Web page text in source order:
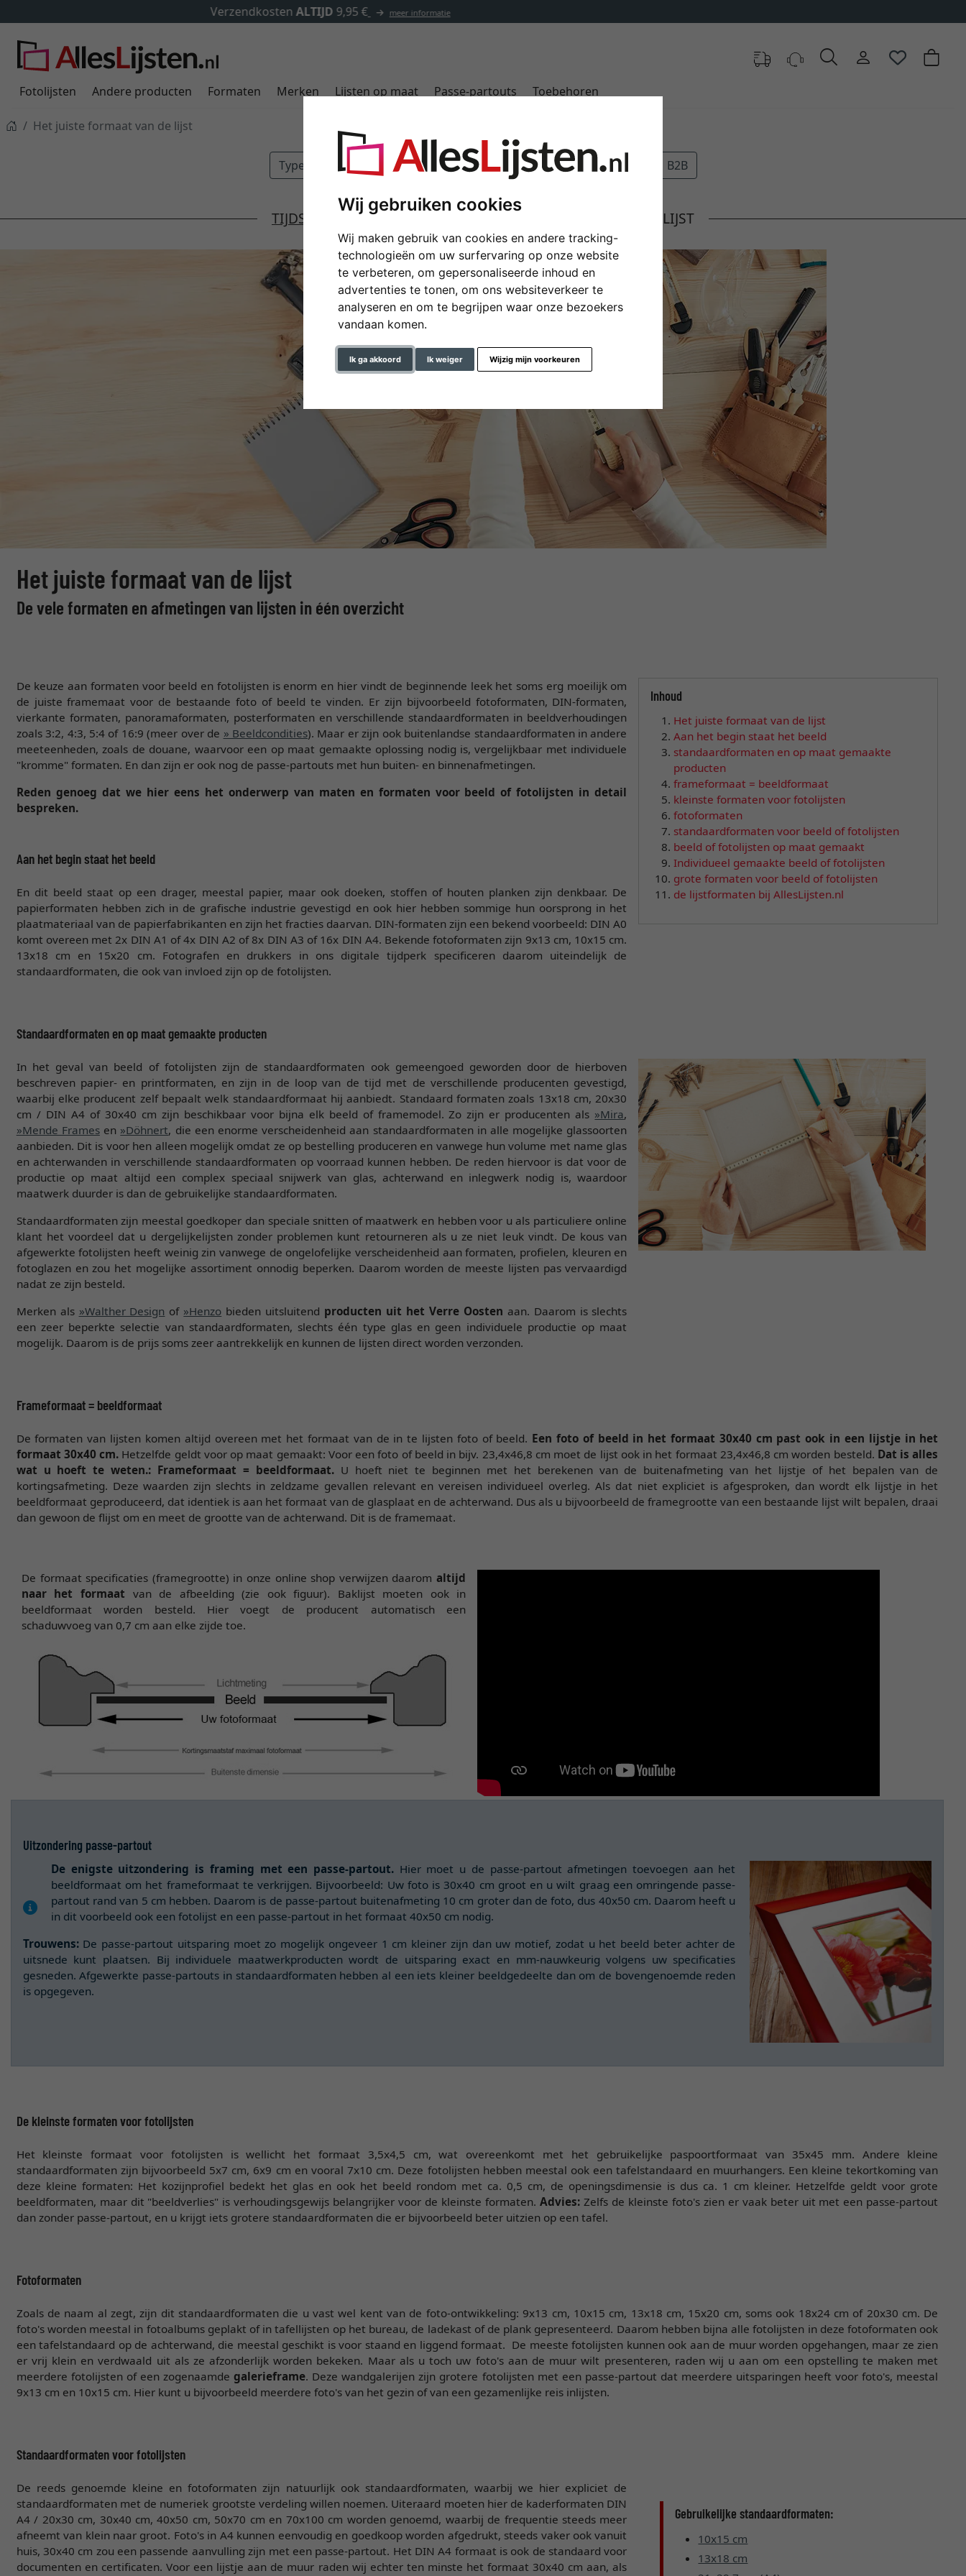
Wij gebruiken cookies
Wij maken gebruik van cookies en andere tracking-
technologieën om uw surfervaring op onze website
te verbeteren, om gepersonaliseerde inhoud en
advertenties te tonen, om ons websiteverkeer te
analyseren en om te begrijpen waar onze bezoekers
vandaan komen.
Ik ga akkoord Ik weiger Wijzig mijn voorkeuren
✓500.000 artikelen om uit te kiezen
Fotolijsten Andere producten Formaten Merken Lijsten op maat Passe-partouts Toebehoren
Het juiste formaat van de lijst
Types Adviseur Cadeau-ideeën Art & Decoratie B2B
TIJDSCHRIFT ADVISEUR HET JUISTE FORMAAT VAN DE LIJST
Het juiste formaat van de lijst
De vele formaten en afmetingen van lijsten in één overzicht
De keuze aan formaten voor beeld en fotolijsten is enorm en hier vindt de beginnende leek het soms erg moeilijk om
de juiste framemaat voor de bestaande foto of beeld te vinden. Er zijn bijvoorbeeld fotoformaten, DIN-formaten,
vierkante formaten, panoramaformaten, posterformaten en verschillende standaardformaten in beeldverhoudingen
zoals 3:2, 4:3, 5:4 of 16:9 (meer over de » Beeldcondities). Maar er zijn ook buitenlandse standaardformaten in andere
meeteenheden, zoals de douane, waarvoor een op maat gemaakte oplossing nodig is, vergelijkbaar met individuele
"kromme" formaten. En dan zijn er ook nog de passe-partouts met hun buiten- en binnenafmetingen.
Reden genoeg dat we hier eens het onderwerp van maten en formaten voor beeld of fotolijsten in detail
bespreken.
Aan het begin staat het beeld
En dit beeld staat op een drager, meestal papier, maar ook doeken, stoffen of houten planken zijn denkbaar. De
papierformaten hebben zich in de grafische industrie gevestigd en ook hier hebben sommige hun oorsprong in het
plaatmateriaal van de papierfabrikanten en zijn het fracties daarvan. DIN-formaten zijn een bekend voorbeeld: DIN A0
komt overeen met 2x DIN A1 of 4x DIN A2 of 8x DIN A3 of 16x DIN A4. Bekende fotoformaten zijn 9x13 cm, 10x15 cm.
13x18 cm en 15x20 cm. Fotografen en drukkers in ons digitale tijdperk specificeren daarom uiteindelijk de
standaardformaten, die ook van invloed zijn op de fotolijsten.
Inhoud
Het juiste formaat van de lijst
Aan het begin staat het beeld
standaardformaten en op maat gemaakte
producten
frameformaat = beeldformaat
kleinste formaten voor fotolijsten
fotoformaten
standaardformaten voor beeld of fotolijsten
beeld of fotolijsten op maat gemaakt
Individueel gemaakte beeld of fotolijsten
grote formaten voor beeld of fotolijsten
de lijstformaten bij AllesLijsten.nl
Standaardformaten en op maat gemaakte producten
In het geval van beeld of fotolijsten zijn de standaardformaten ook gemeengoed geworden door de hierboven
beschreven papier- en printformaten, en zijn in de loop van de tijd met de verschillende producenten gevestigd,
waarbij elke producent zelf bepaalt welk standaardformaat hij aanbiedt. Standaard formaten zoals 13x18 cm, 20x30
cm / DIN A4 of 30x40 cm zijn beschikbaar voor bijna elk beeld of framemodel. Zo zijn er producenten als »Mira,
»Mende Framesen »Döhnert, die een enorme verscheidenheid aan standaardformaten in alle mogelijke glassoorten
aanbieden. Dit is voor hen alleen mogelijk omdat ze op bestelling produceren en vanwege hun volume met name glas
en achterwanden in verschillende standaardformaten op voorraad kunnen hebben. De reden hiervoor is dat voor de
productie op maat altijd een complex speciaal snijwerk van glas, achterwand en inlegwerk nodig is, waardoor
maatwerk duurder is dan de gebruikelijke standaardformaten.
Standaardformaten zijn meestal goedkoper dan speciale snitten of maatwerk en hebben voor u als particuliere online
klant het voordeel dat u dergelijkelijsten zonder problemen kunt retourneren als u ze niet leuk vindt. De kous van
afgewerkte fotolijsten heeft weinig zin vanwege de ongelofelijke verscheidenheid aan formaten, profielen, kleuren en
fotoglazen en zou het mogelijke assortiment onnodig beperken. Daarom worden de meeste lijsten pas vervaardigd
nadat ze zijn besteld.
Merken als »Walther Design of »Henzo bieden uitsluitend producten uit het Verre Oosten aan. Daarom is slechts
een zeer beperkte selectie van standaardformaten, slechts één type glas en geen individuele productie op maat
mogelijk. Daarom is de prijs soms zeer aantrekkelijk en kunnen de lijsten direct worden verzonden.
Frameformaat = beeldformaat
De formaten van lijsten komen altijd overeen met het formaat van de in te lijsten foto of beeld. Een foto of beeld in het formaat 30x40 cm past ook in een lijstje in het
formaat 30x40 cm. Hetzelfde geldt voor op maat gemaakt: Voor een foto of beeld in bijv. 23,4x46,8 cm moet de lijst ook in het formaat 23,4x46,8 cm worden besteld. Dat is alles
wat u hoeft te weten.: Frameformaat = beeldformaat. U hoeft niet te beginnen met het berekenen van de buitenafmeting van het lijstje of het bepalen van de
kortingsafmeting. Deze waarden zijn slechts in zeldzame gevallen relevant en vereisen individueel overleg. Als dat niet expliciet is afgesproken, dan wordt elk lijstje in het
beeldformaat geproduceerd, dat identiek is aan het formaat van de glasplaat en de achterwand. Dus als u bijvoorbeeld de framegrootte van een bestaande lijst wilt bepalen, draai
dan gewoon de flijst om en meet de grootte van de achterwand. Dit is de framemaat.
De formaat specificaties (framegrootte) in onze online shop verwijzen daarom altijd
naar het formaat van de afbeelding (zie ook figuur). Baklijst moeten ook in
beeldformaat worden besteld. Hier voegt de producent automatisch een
schaduwvoeg van 0,7 cm aan elke zijde toe.
Uitzondering passe-partout
De enigste uitzondering is framing met een passe-partout.Hier moet u de passe-partout afmetingen toevoegen aan het
beeldformaat om het frameformaat te verkrijgen. Bijvoorbeeld: Uw foto is 30x40 cm groot en u wilt graag een omringende passe-
partout rand van 5 cm hebben. Daarom is de passe-partout buitenafmeting 10 cm groter dan de foto, dus 40x50 cm. Daarom heeft u
in dit voorbeeld ook een fotolijst en een passe-partout in het formaat 40x50 cm nodig.
Trouwens:De passe-partout uitsparing moet zo mogelijk ongeveer 1 cm kleiner zijn dan uw motief, zodat u het beeld beter achter de
uitsnede kunt plaatsen. Bij individuele maatwerkproducten wordt de uitsparing exact en mm-nauwkeurig volgens uw specificaties
gesneden. Afgewerkte passe-partouts in standaardformaten hebben al een iets kleiner beeldgedeelte dan om de bovengenoemde reden
is opgegeven.
De kleinste formaten voor fotolijsten
Het kleinste formaat voor fotolijsten is wellicht het formaat 3,5x4,5 cm, wat overeenkomt met het gebruikelijke paspoortformaat van 35x45 mm. Andere kleine
standaardformaten zijn bijvoorbeeld 5x7 cm, 6x9 cm en vooral 7x10 cm. Deze fotolijsten hebben meestal ook een tafelstandaard en muurhangers. Een kleine tekortkoming van
deze kleine formaten: Het kozijnprofiel bedekt het glas en ook het beeld rondom met ca. 0,5 cm, de openingsdimensie is dus ca. 1 cm kleiner. Hetzelfde geldt voor grote
beeldformaten, maar dit "beeldverlies" is verhoudingsgewijs belangrijker voor de kleinste formaten.Advies: Zelfs de kleinste foto's zien er vaak beter uit met een passe-partout
dan zonder passe-partout, en u krijgt iets grotere standaardformaten die er bijvoorbeeld beter uitzien op een tafel.
Fotoformaten
Zoals de naam al zegt, zijn dit standaardformaten die u vast wel kent van de foto-ontwikkeling: 9x13 cm, 10x15 cm, 13x18 cm, 15x20 cm, soms ook 18x24 cm of 20x30 cm. De
foto's worden meestal in fotoalbums geplakt of in tafellijsten op het bureau, de ladekast of de plank gepresenteerd. Daarom hebben bijna alle fotolijsten in deze fotoformaten ook
een tafelstandaard op de achterwand, die meestal geschikt is voor staand en liggend formaat. De meeste fotolijsten kunnen ook aan de muur worden opgehangen, maar ze zien
er vrij klein en verdwaald uit als ze afzonderlijk worden bekeken. Maar als u toch uw foto's aan de muur wilt presenteren, raden wij u aan om een opstelling te maken met
meerdere fotolijsten of een zogenaamdegalerieframe. Deze wandgalerijen zijn grotere fotolijsten met een passe-partout dat meerdere uitsparingen heeft voor foto's, meestal
9x13 cm en 10x15 cm. Hier kunt u bijvoorbeeld meerdere foto's van het gezin of van een gezamenlijke reis inlijsten.
Standaardformaten voor fotolijsten
De reeds genoemde kleine en fotoformaten zijn natuurlijk ook standaardformaten, waarbij we hier expliciet de
standaardformaten met de numeriek grootste verdeling willen noemen. Uiteraard moeten hier de kaderformaten DIN
A4 / 20x30 cm, 30x40 cm, 40x50 cm, 50x70 cm en 70x100 cm worden genoemd, waarbij de frequentie steeds meer
afneemt van klein naar groot. Foto's in A4 kunnen eenvoudig en goedkoop worden afgedrukt, steeds vaker ook vanuit
huis, 30x40 cm zou een passende aanvulling zijn met een passe-partout. Het DIN A4 formaat is ook de standaard voor
documenten en certificaten. Voor een lijstje aan de muur raden wij echter ten minste het formaat 30x40 cm aan, als
Gebruikelijke standaardformaten:
10x15 cm
13x18 cm